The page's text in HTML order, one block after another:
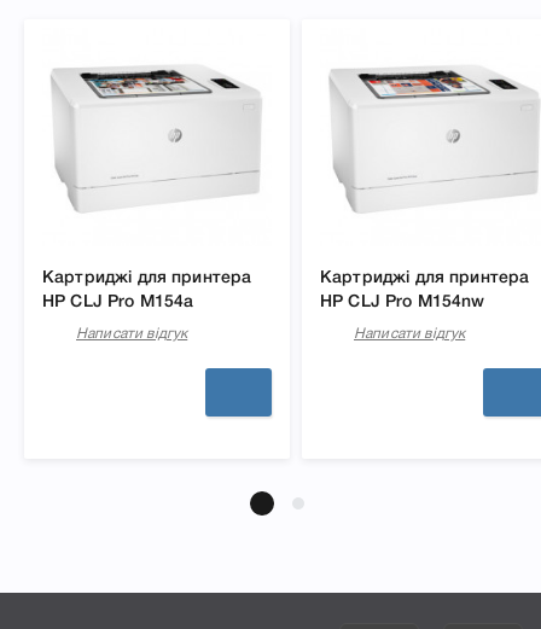
Картриджі для принтера
HP CLJ Pro M154a
Написати відгук
Картриджі для принтера
HP CLJ Pro M154nw
Написати відгук